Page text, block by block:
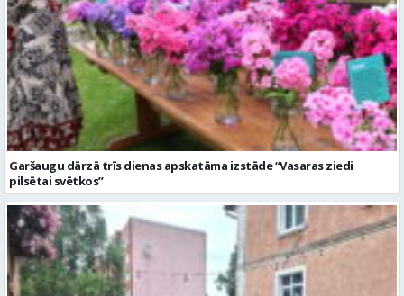
Garšaugu dārzā trīs dienas apskatāma izstāde “Vasaras ziedi
pilsētai svētkos”